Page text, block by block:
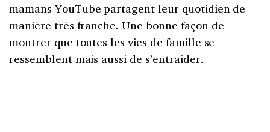
mamans YouTube partagent leur quotidien de
manière très franche. Une bonne façon de
montrer que toutes les vies de famille se
ressemblent mais aussi de s’entraider.